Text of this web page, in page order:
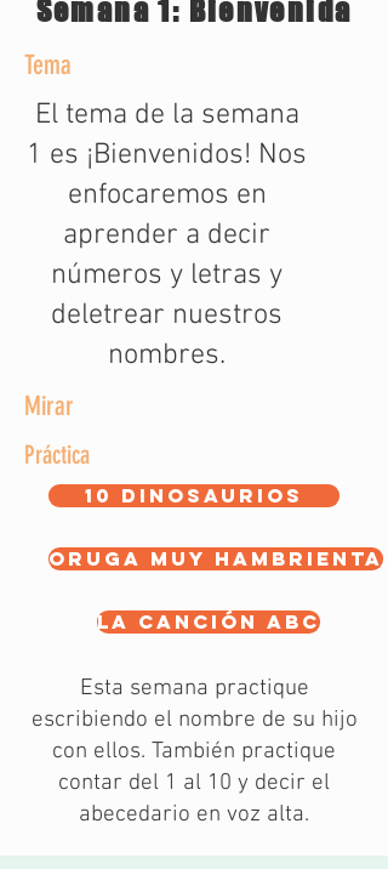
Semana 1: Bienvenida
Tema
El tema de la semana
1 es ¡Bienvenidos! Nos
enfocaremos en
aprender a decir
números y letras y
deletrear nuestros
nombres.
Mirar
Práctica
10 dinosaurios
Oruga muy hambrienta
La Canción Abc
Esta semana practique
escribiendo el nombre de su hijo
con ellos. También practique
contar del 1 al 10 y decir el
abecedario en voz alta.